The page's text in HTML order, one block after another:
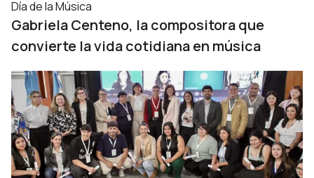
Día de la Música
Gabriela Centeno, la compositora que
convierte la vida cotidiana en música